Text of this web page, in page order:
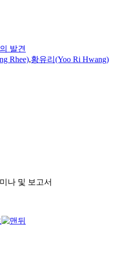
발견
Rhee),황유리(Yoo Ri Hwang)
나 및 보고서